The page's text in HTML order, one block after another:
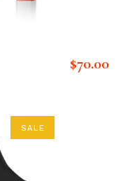
$70.00
SALE